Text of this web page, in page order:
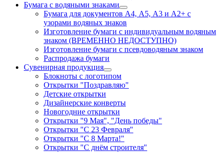
Бумага с водяными знаками
Бумага для документов А4, А5, А3 и А2+ с
узорами водяных знаков
Изготовление бумаги с индивидуальным водяным
знаком (ВРЕМЕННО НЕДОСТУПНО)
Изготовление бумаги с псевдоводяным знаком
Распродажа бумаги
Сувенирная продукция
Блокноты с логотипом
Открытки "Поздравляю"
Детские открытки
Дизайнерские конверты
Новогодние открытки
Открытки "9 Мая", "День победы"
Открытки "С 23 Февраля"
Открытки "С 8 Марта!"
Открытки "С днём строителя"